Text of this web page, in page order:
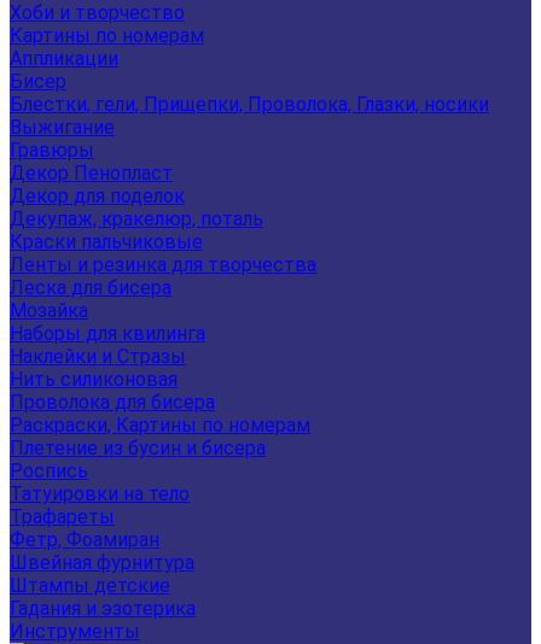
Хоби и творчество
Картины по номерам
Аппликации
Бисер
Блестки, гели, Прищепки, Проволока, Глазки, носики
Выжигание
Гравюры
Декор Пенопласт
Декор для поделок
Декупаж, кракелюр, поталь
Краски пальчиковые
Ленты и резинка для творчества
Леска для бисера
Мозайка
Наборы для квилинга
Наклейки и Стразы
Нить силиконовая
Проволока для бисера
Раскраски, Картины по номерам
Плетение из бусин и бисера
Роспись
Татуировки на тело
Трафареты
Фетр, Фоамиран
Швейная фурнитура
Штампы детские
Гадания и эзотерика
Инструменты